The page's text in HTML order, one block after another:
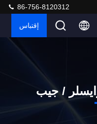
86-756-8120312
إقتباس
/ جيب